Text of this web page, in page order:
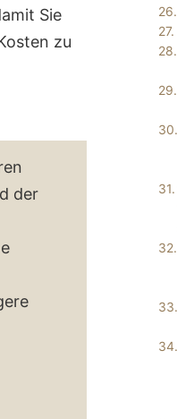
Sie
zu
der